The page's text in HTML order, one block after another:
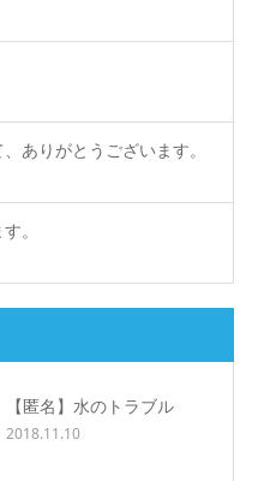
ありがとうございます。
。
【匿名】水のトラブル
2018.11.10